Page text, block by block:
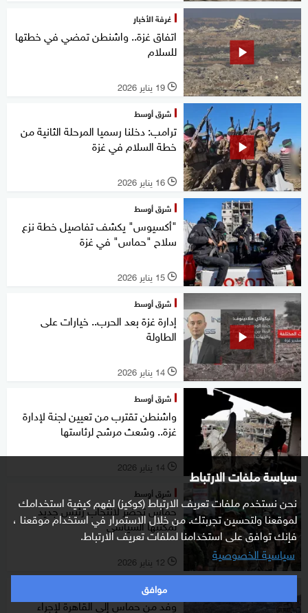
سياسة ملفات الارتباط
نحن نستخدم ملفات تعريف الارتباط (كوكيز) لفهم كيفية استخدامك
لموقعنا ولتحسين تجربتك. من خلال الاستمرار في استخدام موقعنا ،
فإنك توافق على استخدامنا لملفات تعريف الارتباط.
سياسية الخصوصية
موافق
غرفة الأخبار
اتفاق غزة.. واشنطن تمضي في خطتها
للسلام
l 19 يناير 2026
شرق أوسط
ترامب: دخلنا رسميا المرحلة الثانية من
خطة السلام في غزة
l 16 يناير 2026
شرق أوسط
"أكسيوس" يكشف تفاصيل خطة نزع
سلاح "حماس" في غزة
l 15 يناير 2026
شرق أوسط
إدارة غزة بعد الحرب.. خيارات على
الطاولة
l 14 يناير 2026
شرق أوسط
واشنطن تقترب من تعيين لجنة لإدارة
غزة.. وشعث مرشح لرئاستها
l 14 يناير 2026
شرق أوسط
حماس تحضر لانتخاب رئيس جديد
لمكتبها السياسي
l 12 يناير 2026
شرق أوسط
وفد من حماس إلى القاهرة لإجراء